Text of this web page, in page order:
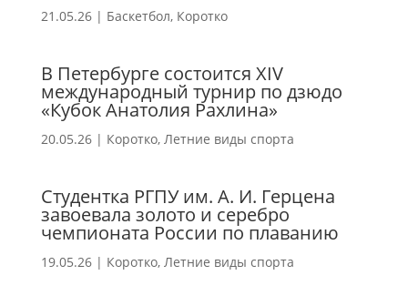
21.05.26| Баскетбол, Коротко
В Петербурге состоится XIV
международный турнир по дзюдо
«Кубок Анатолия Рахлина»
20.05.26| Коротко, Летние виды спорта
Студентка РГПУ им. А. И. Герцена
завоевала золото и серебро
чемпионата России по плаванию
19.05.26| Коротко, Летние виды спорта